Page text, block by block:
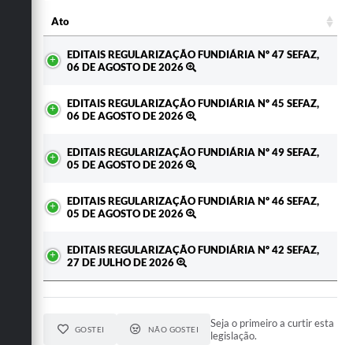
Ato
EDITAIS REGULARIZAÇÃO FUNDIÁRIA Nº 47 SEFAZ,
06 DE AGOSTO DE 2026
EDITAIS REGULARIZAÇÃO FUNDIÁRIA Nº 45 SEFAZ,
06 DE AGOSTO DE 2026
EDITAIS REGULARIZAÇÃO FUNDIÁRIA Nº 49 SEFAZ,
05 DE AGOSTO DE 2026
EDITAIS REGULARIZAÇÃO FUNDIÁRIA Nº 46 SEFAZ,
05 DE AGOSTO DE 2026
EDITAIS REGULARIZAÇÃO FUNDIÁRIA Nº 42 SEFAZ,
27 DE JULHO DE 2026
GOSTEI NÃO GOSTEI
Seja o primeiro a curtir esta
legislação.